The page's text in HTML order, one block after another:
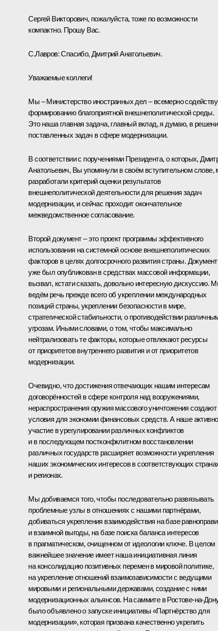
Сергей Викторович, пожалуйста, тоже по возможности
компактно. Прошу Вас.
С.Лавров:Спасибо, Дмитрий Анатольевич.
Уважаемые коллеги!
Мы – Министерство иностранных дел – всемерно
формированию благоприятной внешнеполитической среды.
Это наша главная задача, главный вклад, я думаю, в
поставленных задач в сфере модернизации.
В соответствии с поручениями Президента, о которых,
Анатольевич, Вы упомянули в своём вступительном слове,
разработали критерий оценки результатов
внешнеполитической деятельности для решения задач
модернизации, и сейчас проходит окончательное
межведомственное согласование.
Второй документ – это проект программы эффективного
использования на системной основе внешнеполитических
факторов в целях долгосрочного развития страны. Документ
уже был опубликован в средствах массовой информации,
вызвал, кстати сказать, довольно интересную дискуссию.
ведём речь прежде всего об укреплении международных
позиций страны, укреплении безопасности в мире,
стратегической стабильности, о противодействии
угрозам. Иными словами, о том, чтобы максимально
нейтрализовать те факторы, которые отвлекают ресурсы
от приоритетов внутреннего развития и от приоритетов
модернизации.
Очевидно, что достижения отвечающих нашим интересам
договорённостей в сфере контроля над вооружениями,
нераспространения оружия массового уничтожения создают
условия для экономии финансовых средств. А наше
участие в урегулировании различных конфликтов
и в последующем постконфклитном восстановлении
различных государств расширяет возможности укрепления
наших экономических интересов в соответствующих
и регионах.
Мы добиваемся того, чтобы последовательно развязывать
проблемные узлы в отношениях с нашими партнёрами,
добиваться укрепления взаимодействия на базе
и взаимной выгоды, на базе поиска баланса интересов
в прагматическом, очищенном от идеологии ключе. В целом
важнейшее значение имеет наша инициативная линия
на консолидацию позитивных перемен в мировой политике,
на укрепление отношений взаимозависимости с ведущими
мировыми и региональными державами, создание с ними
модернизационных альянсов. На саммите в Ростове-на-
было объявлено о запуске инициативы «Партнёрство для
модернизации», которая призвана качественно укрепить